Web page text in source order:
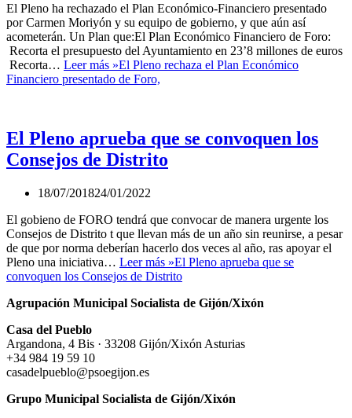
El Pleno ha rechazado el Plan Económico-Financiero presentado
por Carmen Moriyón y su equipo de gobierno, y que aún así
acometerán. Un Plan que:El Plan Económico Financiero de Foro:
Recorta el presupuesto del Ayuntamiento en 23’8 millones de euros
Recorta… Leer más »El Pleno rechaza el Plan Económico
Financiero presentado de Foro,
El Pleno aprueba que se convoquen los
Consejos de Distrito
18/07/201824/01/2022
El gobieno de FORO tendrá que convocar de manera urgente los
Consejos de Distrito t que llevan más de un año sin reunirse, a pesar
de que por norma deberían hacerlo dos veces al año, ras apoyar el
Pleno una iniciativa… Leer más »El Pleno aprueba que se
convoquen los Consejos de Distrito
Agrupación Municipal Socialista de Gijón/Xixón
Casa del Pueblo
Argandona, 4 Bis · 33208 Gijón/Xixón Asturias
+34 984 19 59 10
casadelpueblo@psoegijon.es
Grupo Municipal Socialista de Gijón/Xixón